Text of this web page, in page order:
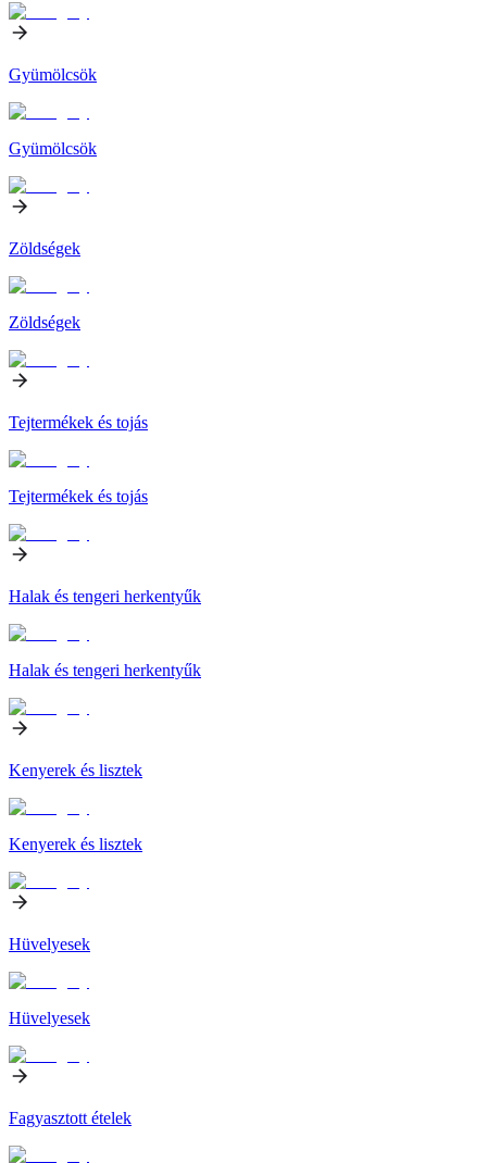
Gyümölcsök
Gyümölcsök
Zöldségek
Zöldségek
Tejtermékek és tojás
Tejtermékek és tojás
Halak és tengeri herkentyűk
Halak és tengeri herkentyűk
Kenyerek és lisztek
Kenyerek és lisztek
Hüvelyesek
Hüvelyesek
Fagyasztott ételek